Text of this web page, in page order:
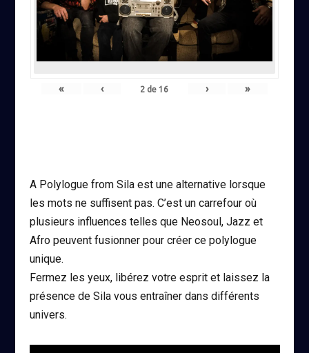
« ‹ 2 de16 › »
A Polylogue from Sila est une alternative lorsque
les mots ne suffisent pas. C’est un carrefour où
plusieurs influences telles que Neosoul, Jazz et
Afro peuvent fusionner pour créer ce polylogue
unique.
Fermez les yeux, libérez votre esprit et laissez la
présence de Sila vous entraîner dans différents
univers.